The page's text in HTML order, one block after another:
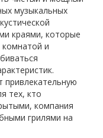
музыкальных
краями, которые
комнатой и
привлекательную
тех, кто
компания
грилями на